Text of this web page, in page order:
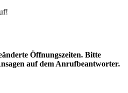
Öffnungszeiten. Bitte
auf dem Anrufbeantworter.